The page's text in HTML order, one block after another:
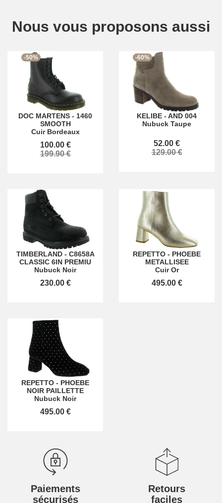
Nous vous proposons aussi
-50%
DOC MARTENS - 1460
SMOOTH
Cuir Bordeaux
100.00 €
199.90 €
-60%
KELIBE - AND 004
Nubuck Taupe
52.00 €
129.00 €
TIMBERLAND- C8658A
CLASSIC 6IN PREMIU
Nubuck Noir
230.00 €
REPETTO - PHOEBE
METALLISEE
Cuir Or
495.00 €
REPETTO - PHOEBE
NOIR PAILLETTE
Nubuck Noir
495.00 €
Paiements
sécurisés
Retours
faciles